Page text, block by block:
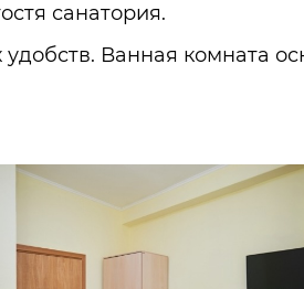
санатория.
Ванная комната